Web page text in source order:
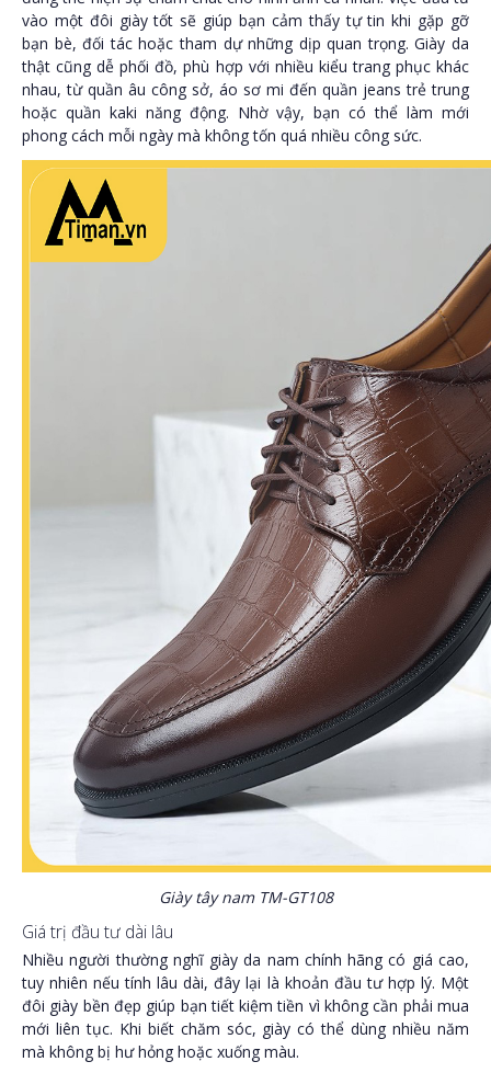
vào một đôi giày tốt sẽ giúp bạn cảm thấy tự tin khi gặp gỡ
bạn bè, đối tác hoặc tham dự những dịp quan trọng. Giày da
thật cũng dễ phối đồ, phù hợp với nhiều kiểu trang phục khác
nhau, từ quần âu công sở, áo sơ mi đến quần jeans trẻ trung
hoặc quần kaki năng động. Nhờ vậy, bạn có thể làm mới
phong cách mỗi ngày mà không tốn quá nhiều công sức.
Giày tây nam TM-GT108
Giá trị đầu tư dài lâu
Nhiều người thường nghĩ giày da nam chính hãng có giá cao,
tuy nhiên nếu tính lâu dài, đây lại là khoản đầu tư hợp lý. Một
đôi giày bền đẹp giúp bạn tiết kiệm tiền vì không cần phải mua
mới liên tục. Khi biết chăm sóc, giày có thể dùng nhiều năm
mà không bị hư hỏng hoặc xuống màu.